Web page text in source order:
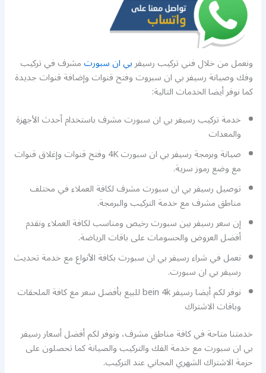
ونعمل من خلال فني تركيب رسيفربي ان سبورتمشرف في تركيب
وفك وصيانة رسيفر بي ان سبروت وفتح قنوات وإضافة قنوات جديدة
كما نوفر أيضا الخدمات التالية:
خدمة تركيب رسيفر بي ان سبورت مشرف باستخدام أحدث الأجهزة
والمعدات
صيانة وبرمجة رسيفر بي ان سبورت 4K وفتح قنوات وإغلاق قنوات
مع وضع رموز سرية.
توصيل رسيفر بي ان سبورت مشرف لكافة العملاء في مختلف
مناطق مشرف مع خدمة التركيب والبرمجة.
إن سعر رسيفر بين سبورت رخيص ومناسب لكافة العملاء ونقدم
أفضل العروض والحسومات على باقات الرياضة.
نعمل في شراء رسيفر بي ان سبورت بكافة الأنواع مع خدمة تحديث
رسيفر بي ان سبورت.
نوفر لكم أيضا رسيفر bein 4k للبيع بأفضل سعر مع كافة الملحقات
وباقات الاشتراك
خدمتنا متاحة في كافة مناطق مشرف، ونوفر لكم أفضل أسعار رسيفر
بي ان سبورت مع خدمة الفك والتركيب والصيانة كما تحصلون على
حزمة الاشتراك الشهري المجاني عند التركيب.